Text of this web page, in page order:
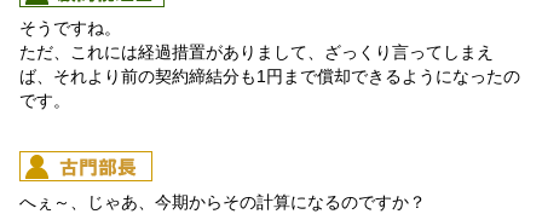
そうですね。
ただ、これには経過措置がありまして、ざっくり言ってしまえ
ば、それより前の契約締結分も1円まで償却できるようになったの
です。
へぇ～、じゃあ、今期からその計算になるのですか？